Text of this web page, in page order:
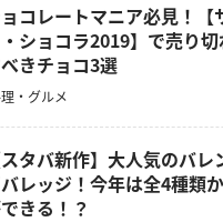
コレートマニア必見！【
ショコラ2019】で売り
きチョコ3選
・グルメ
スタバ新作】大人気のバ
レッジ！今年は全4種類
きる！？